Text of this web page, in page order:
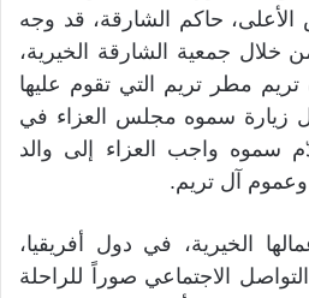
حاكم الشارقة، قد وجه
جمعية الشارقة الخيرية،
مطر تريم التي تقوم عليها
زيارة سموه مجلس العزاء في
سموه واجب العزاء إلى والد
وعموم آل تريم.
الخيرية، في دول أفريقيا،
الاجتماعي صوراً للراحلة